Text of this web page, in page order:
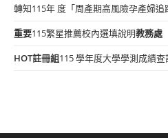
轉知115年 度「周產期高風險孕產婦追
重要115繁星推薦校內選填說明教務處
HOT註冊組115 學年度大學學測成績